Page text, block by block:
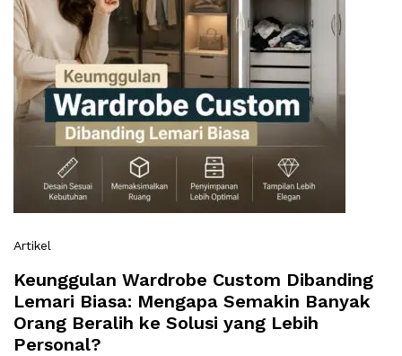
Artikel
Keunggulan Wardrobe Custom Dibanding
Lemari Biasa: Mengapa Semakin Banyak
Orang Beralih ke Solusi yang Lebih
Personal?